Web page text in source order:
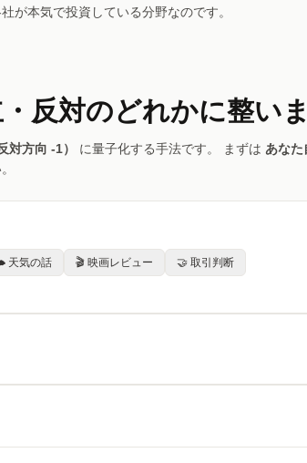
が本気で投資している分野なのです。
反対のどれかに整いま
対方向 -1） に量子化する手法です。 まずは あなた
天気の話 🎬 映画レビュー 🤝 取引判断